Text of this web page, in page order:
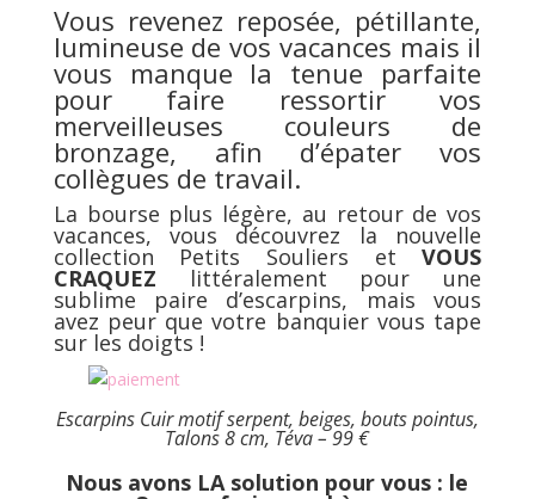
Vous revenez reposée, pétillante,
lumineuse de vos vacances mais il
vous manque la tenue parfaite
pour faire ressortir vos
merveilleuses couleurs de
bronzage, afin d’épater vos
collègues de travail.
La bourse plus légère, au retour de vos
vacances, vous découvrez la nouvelle
collection Petits Souliers et VOUS
CRAQUEZ littéralement pour une
sublime paire d’escarpins, mais vous
avez peur que votre banquier vous tape
sur les doigts !
Escarpins Cuir motif serpent, beiges, bouts pointus,
Talons 8 cm, Téva – 99 €
Nous avons LA solution pour vous : le